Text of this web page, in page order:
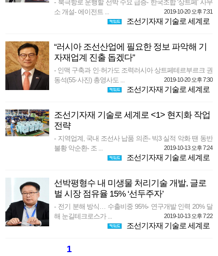
- 북극항로 운행할 선박 수요 급증- 한국조합 ‘상트페’ 사무
소 개설- 에이전트 ...
2019-10-20 오후 7:31
조선기자재 기술로 세계로
“러시아 조선산업에 필요한 정보 파악해 기
자재업계 진출 돕겠다”
- 인맥 구축과 인·허가도 조력러시아 상트페테르부르크 권
동석(55·사진) 총영사도 ...
2019-10-20 오후 7:30
조선기자재 기술로 세계로
조선기자재 기술로 세계로 <1> 현지화 작업
전략
- 지역업계, 국내 조선사 납품 의존- 빅3 실적 악화 땐 동반
불황 악순환- 조 ...
2019-10-13 오후 7:24
조선기자재 기술로 세계로
선박평형수 내 미생물 처리기술 개발, 글로
벌 시장 점유율 15% ‘선두주자’
- 전기 분해 방식… 수출비중 95%- 연구개발 인력 20% 달
해 눈길테크로스가 ...
2019-10-13 오후 7:22
조선기자재 기술로 세계로
1